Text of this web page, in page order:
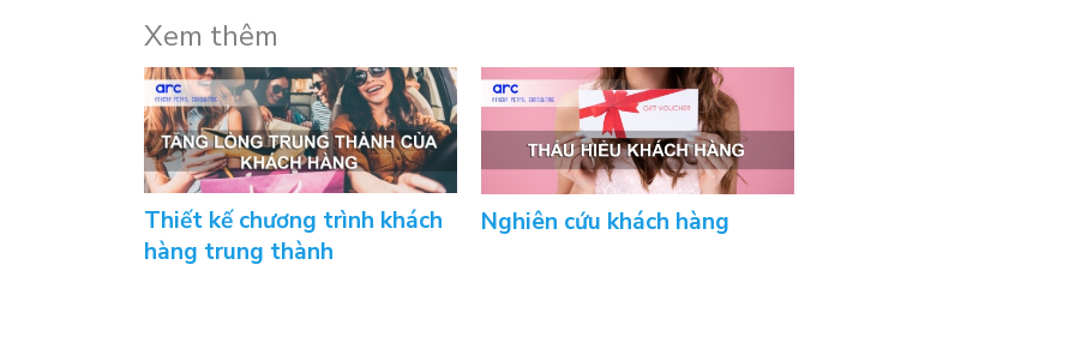
Xem thêm
Thiết kế chương trình khách
hàng trung thành
Nghiên cứu khách hàng